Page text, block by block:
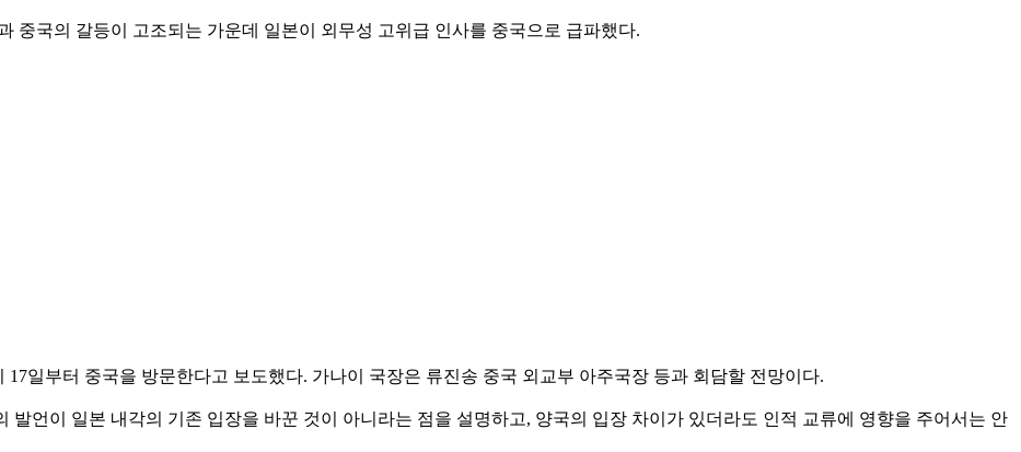
중국의 갈등이 고조되는 가운데 일본이 외무성 고위급 인사를 중국으로 급파했다.
일부터 중국을 방문한다고 보도했다. 가나이 국장은 류진송 중국 외교부 아주국장 등과 회담할 전망이다.
발언이 일본 내각의 기존 입장을 바꾼 것이 아니라는 점을 설명하고, 양국의 입장 차이가 있더라도 인적 교류에 영향을 주어서는 안